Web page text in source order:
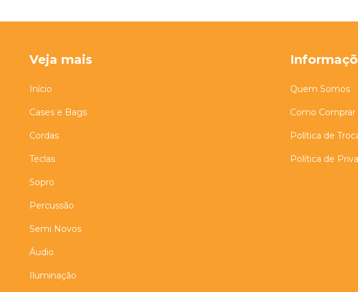
Veja mais
Início
Cases e Bags
Cordas
Teclas
Sopro
Percussão
Semi Novos
Áudio
Iluminação
Quem Somos
Como Comprar
Política de
Política de